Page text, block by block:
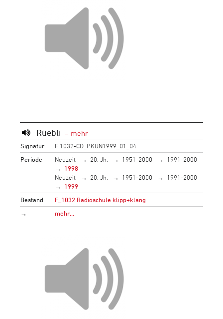
Rüebli
Signatur
F 1032-CD_PKUN1999_01_04
Periode
Neuzeit 20. Jh. 1951-2000
1991-2000
1998
Neuzeit
20. Jh. 1951-2000
1991-2000
1999
Bestand
F_1032 Radioschule klipp+klang
→
mehr…